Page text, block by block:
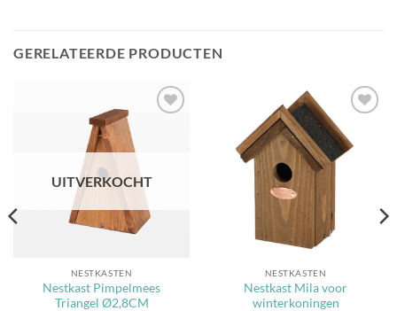
GERELATEERDE PRODUCTEN
favorieten
UITVERKOCHT
NESTKASTEN
Nestkast Pimpelmees
Triangel Ø2,8CM
Toevoegen
aan
favorieten
NESTKASTEN
Nestkast Mila voor
winterkoningen